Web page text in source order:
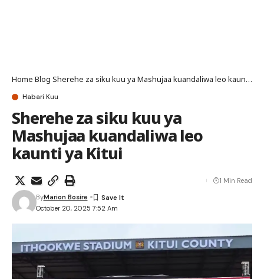
Home Blog Sherehe za siku kuu ya Mashujaa kuandaliwa leo kaunti ya Kitui
Habari Kuu
Sherehe za siku kuu ya
Mashujaa kuandaliwa leo
kaunti ya Kitui
October 20, 2025 7:52 Am
ByMarion Bosire
1 Min Read